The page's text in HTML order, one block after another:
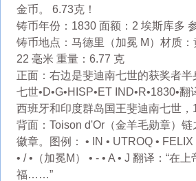
金币。 6.73克！
铸币年份：1830 面额：2 埃斯库多
铸币地点：马德里（加冕 M）材质：
22 毫米 重量：6.77 克
正面：右边是斐迪南七世的获奖者半
七世•D•G•HISP•ET IND•R•1830•翻
西班牙和印度群岛国王斐迪南七世，
背面：Toison d'Or（金羊毛勋章）
徽章。图例： • IN • UTROQ •
• / •（加冕M） • - • A • J 翻译：“在
福……”